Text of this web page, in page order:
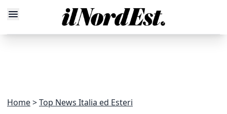
Home Top News Italia ed Esteri